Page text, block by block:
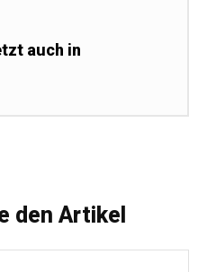
auch in
den Artikel